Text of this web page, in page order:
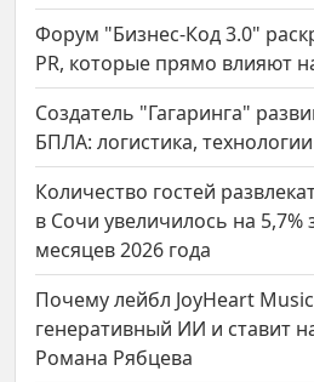
Форум "Бизнес-Код 3.0"
PR, которые прямо влияют
Создатель "Гагаринга"
БПЛА: логистика,
Количество гостей
в Сочи увеличилось на
месяцев 2026 года
Почему лейбл JoyHeart
генеративный ИИ и ставит
Романа Рябцева